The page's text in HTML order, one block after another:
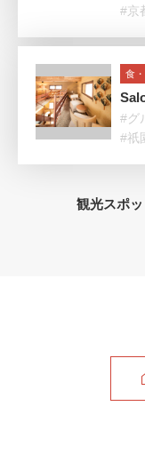
#京
食
#グ
#祇
観光スポ